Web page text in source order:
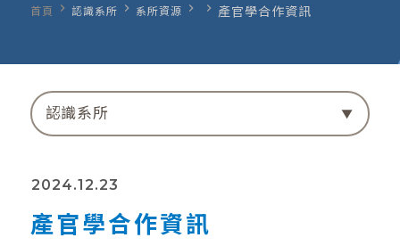
首頁 navigate_next 認識系所 navigate_next 系所資源 navigate_next navigate_next 產官學合作資訊
認識系所
2024.12.23
產官學合作資訊